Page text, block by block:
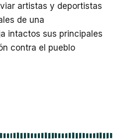
artistas y deportistas
de una
intactos sus principales
contra el pueblo